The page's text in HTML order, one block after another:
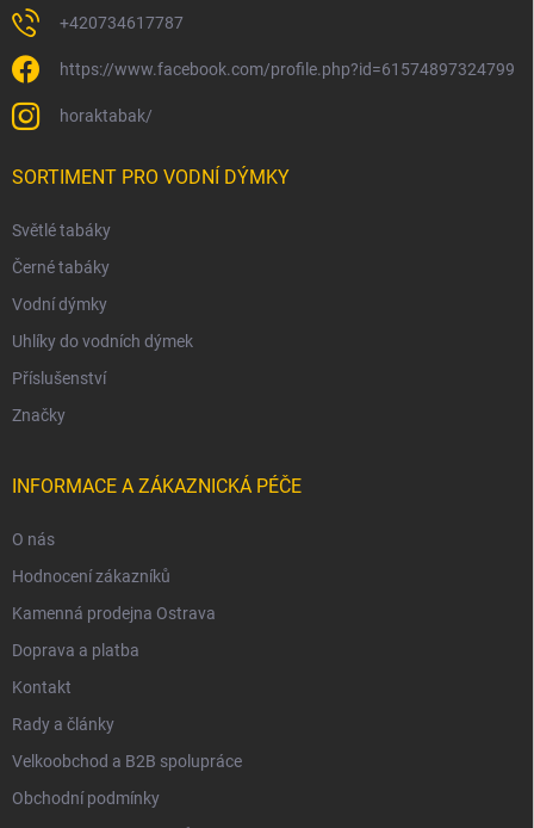
+420734617787
https://www.facebook.com/profile.php?id=61574897324799
horaktabak/
SORTIMENT PRO VODNÍ DÝMKY
Světlé tabáky
Černé tabáky
Vodní dýmky
Uhlíky do vodních dýmek
Příslušenství
Značky
INFORMACE A ZÁKAZNICKÁ PÉČE
O nás
Hodnocení zákazníků
Kamenná prodejna Ostrava
Doprava a platba
Kontakt
Rady a články
Velkoobchod a B2B spolupráce
Obchodní podmínky